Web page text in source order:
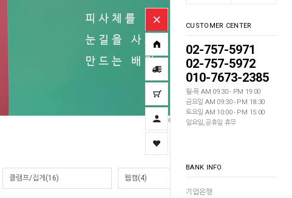
CUSTOMER CENTER
02-757-5971
02-757-5972
010-7673-2385
월-목 AM 09:30 - PM 19:00
금요일 AM 09:30 - PM 18:30
토요일 AM 10:00 - PM 15:00
일요일,공휴일 휴무
BANK INFO
기업은행
Home >촬영장비/배경
클램프/집게 (16) 웹캠(4)